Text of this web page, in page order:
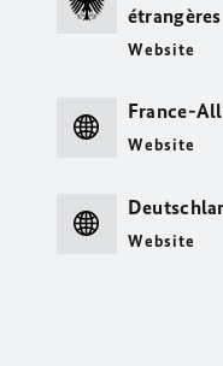
étrangères
Website
France-
Website
Website